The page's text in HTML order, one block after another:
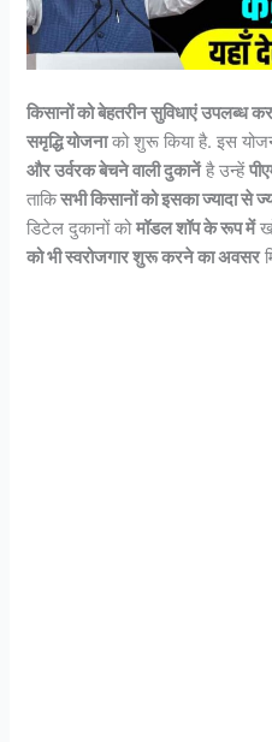
किसानों को बेहतरीन सुविधाएं उपलब्ध
समृद्धि योजनाको शुरू किया है. इस
और उर्वरक बेचने वाली दुकानेंहै उन्हें
ताकिसभी किसानों को इसका ज्यादा से
डिटेल दुकानों कोमॉडल शॉप के रूप में
को भी स्वरोजगार शुरू करने का अवसर